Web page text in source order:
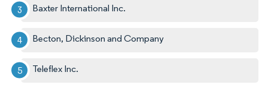
Baxter International Inc.
Becton, Dickinson and Company
Teleflex Inc.